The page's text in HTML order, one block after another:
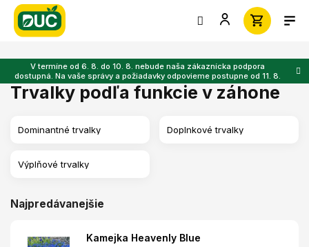
Prejsť
obsah
V termíne od 6. 8. do 10. 8. nebude naša zákaznícka podpora
dostupná. Na vaše správy a požiadavky odpovieme postupne od 11. 8.
Trvalky podľa funkcie v záhone
Dominantné trvalky Doplnkové trvalky
Výplňové trvalky
Najpredávanejšie
Kamejka Heavenly Blue